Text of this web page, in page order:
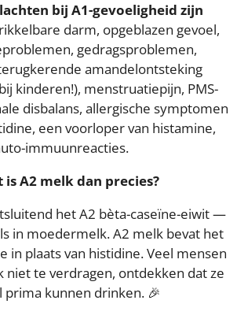
bij A1-gevoeligheid zijn
darm, opgeblazen gevoel,
gedragsproblemen,
amandelontsteking
kinderen!), menstruatiepijn, PMS-
disbalans, allergische symptomen
een voorloper van histamine,
immuunreacties.
is A2 melk dan precies?
het A2 bèta-caseïne-eiwit —
in moedermelk. A2 melk bevat het
in plaats van histidine. Veel mensen
niet te verdragen, ontdekken dat ze
prima kunnen drinken. 🎉